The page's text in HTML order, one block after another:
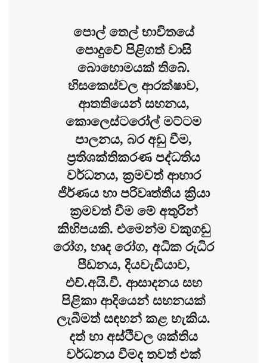
පොල් තෙල් භාවිතයේ
පොදුවේ පිළිගත් වාසි
බොහොමයක් තිබේ.
හිසකෙස්වල ආරක්ෂාව,
ආතතියෙන් සහනය,
කොලෙස්ටරෝල් මට්ටම
පාලනය, බර අඩු වීම,
ප්‍රතිශක්තිකරණ පද්ධතිය
වර්ධනය, ක්‍රමවත් ආහාර
ජීර්ණය හා පරිවෘත්තීය ක්‍රියා
ක්‍රමවත් වීම මේ අතුරින්
කිහිපයකි. එමෙන්ම වකුගඩු
රෝග, හෘද රෝග, අධික රුධිර
පීඩනය, දියවැඩියාව,
එච්.අයි.වී. ආසාදනය සහ
පිළිකා ආදියෙන් සහනයක්
ලැබීමත් සඳහන් කළ හැකිය.
දත් හා අස්ථිවල ශක්තිය
වර්ධනය වීමද තවත් එක්